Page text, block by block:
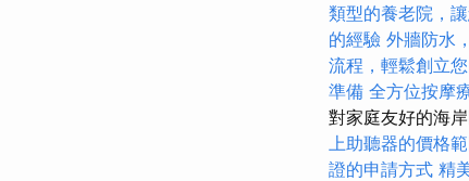
類型的養老院，
的經驗 外牆防水
流程，輕鬆創立
準備 全方位按摩
對家庭友好的海
上助聽器的價格
證的申請方式 精